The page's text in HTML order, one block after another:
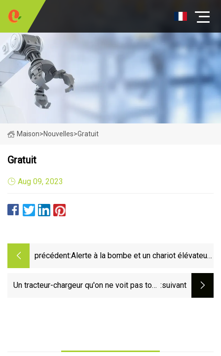
Maison>Nouvelles>Gratuit
Gratuit
Aug 09, 2023
précédent:Alerte à la bombe et un chariot élévateur
Un tracteur-chargeur qu'on ne voit pas tous :suivant